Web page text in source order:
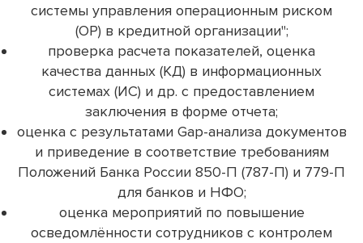
системы управления операционным риском
(ОР) в кредитной организации";
проверка расчета показателей, оценка
качества данных (КД) в информационных
системах (ИС) и др. с предоставлением
заключения в форме отчета;
оценка с результатами Gap-анализа документов
и приведение в соответствие требованиям
Положений Банка России 850-П (787-П) и 779-П
для банков и НФО;
оценка мероприятий по повышение
осведомлённости сотрудников с контролем